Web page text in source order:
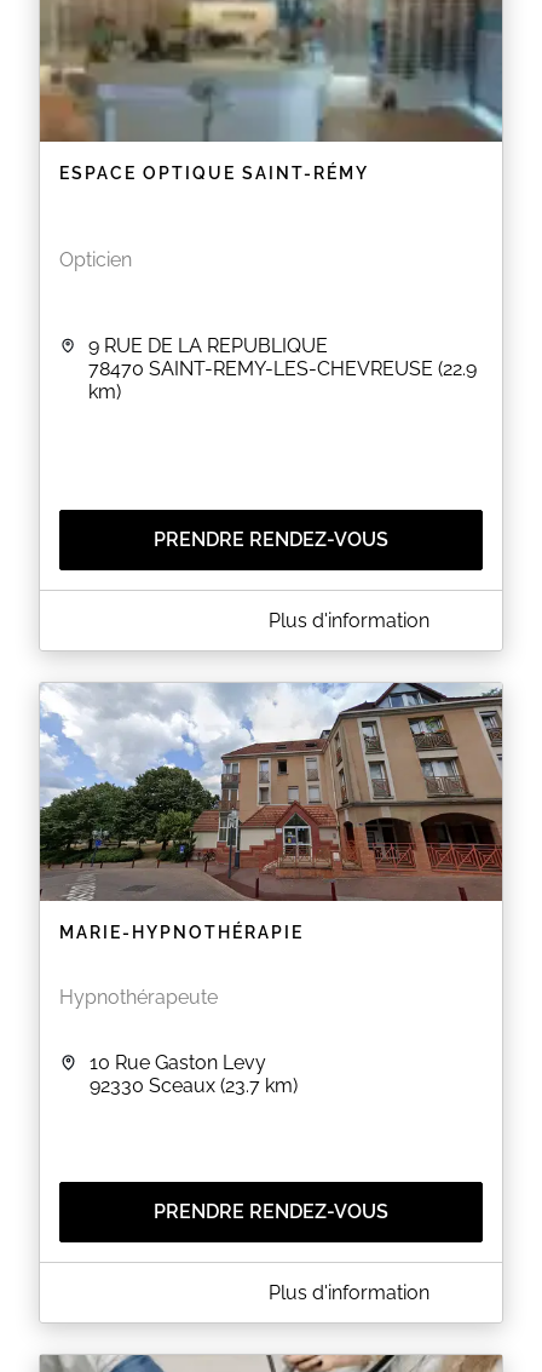
EN SAVOIR PLUS
ESPACE OPTIQUE SAINT-RÉMY
Opticien
9 RUE DE LA REPUBLIQUE
78470 SAINT-REMY-LES-CHEVREUSE (22.9
km)
PRENDRE RENDEZ-VOUS
A PROPOS DE ESPACE OPTIQUE SAINT-RÉMY
Opticien Lunetier de Saint-Rémy-Les-Chevreuse
EN SAVOIR PLUS
Plus d'information
MARIE-HYPNOTHÉRAPIE
Hypnothérapeute
10 Rue Gaston Levy
92330 Sceaux (23.7 km)
PRENDRE RENDEZ-VOUS
A PROPOS DE MARIE-HYPNOTHÉRAPIE
Bienvenue !
Plus d'information